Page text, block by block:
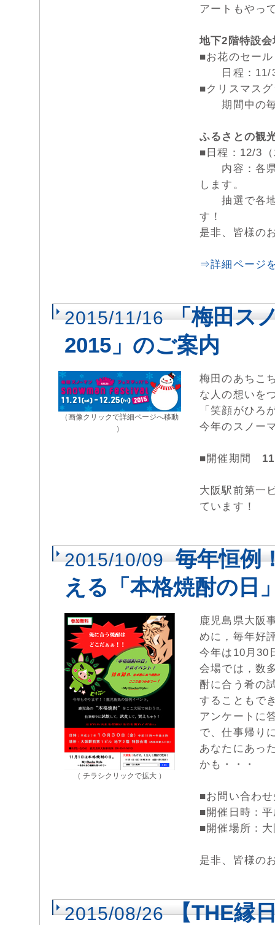
アートもやっ
地下2階特設
■お花のセール
日程：11/30
■クリスマス
期間中の毎
ふるさとの観
■日程：12/3
内容：各県
します。
抽選で各地
す！
是非、皆様の
⇒詳細ページ
2015/11/16 「梅田ス
2015」のご案内
（画像クリックで詳細ページへ移動
）
梅田のあちこ
な人の想いを
「笑顔がひろ
今年のスノー
■開催期間
大阪駅前第一
ています！
2015/10/09 毎年恒例
える「本格焼酎の日
（ チラシクリックで拡大 ）
鹿児島県大阪
めに，毎年好
今年は10月
会場では，数
酎に合う肴の
することもで
アンケートに
で、仕事帰り
あなたにあっ
かも・・・
■お問い合わ
■開催日時：
■開催場所：
是非、皆様の
2015/08/26 【THE縁